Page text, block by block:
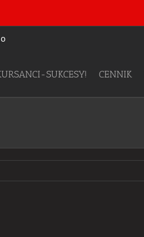
SUKCESY! CENNIK